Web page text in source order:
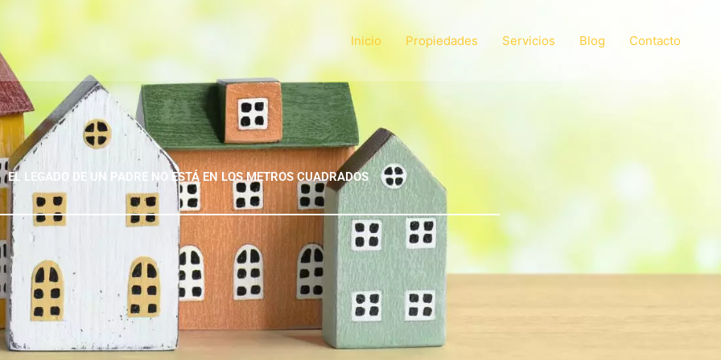
Inicio Propiedades Servicios Blog Contacto
EL LEGADO DE UN PADRE NO ESTÁ EN LOS METROS CUADRADOS